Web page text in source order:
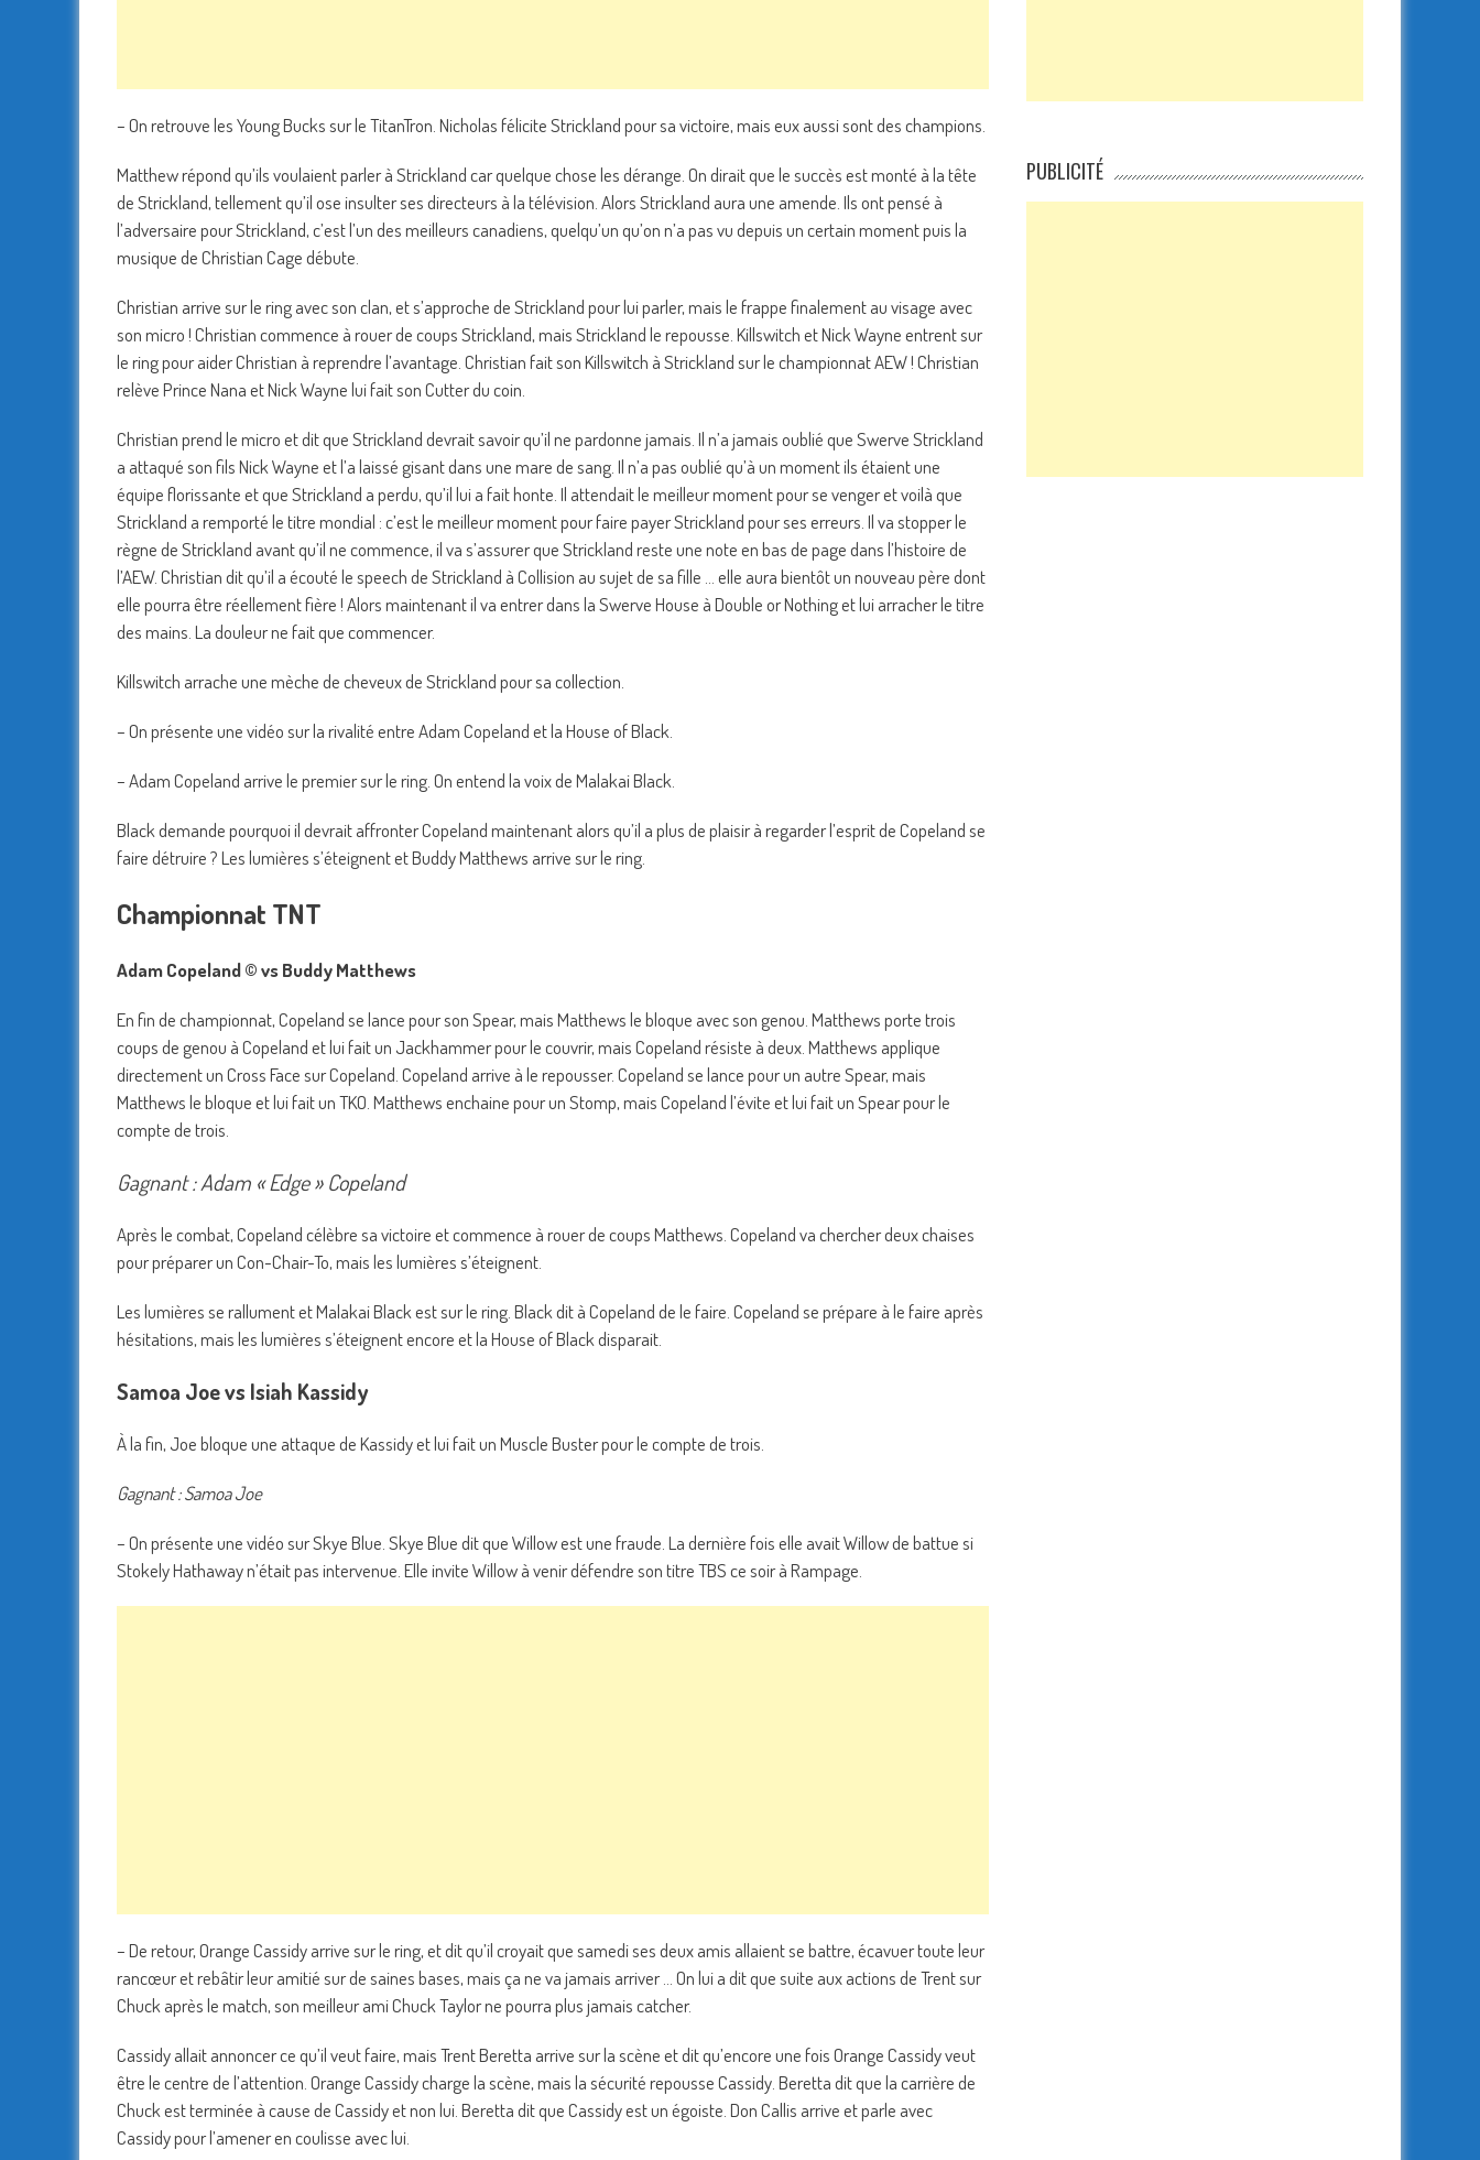
– On retrouve les Young Bucks sur le TitanTron. Nicholas félicite Strickland pour sa victoire, mais eux aussi sont des champions.
Matthew répond qu’ils voulaient parler à Strickland car quelque chose les dérange. On dirait que le succès est monté à la tête
de Strickland, tellement qu’il ose insulter ses directeurs à la télévision. Alors Strickland aura une amende. Ils ont pensé à
l’adversaire pour Strickland, c’est l’un des meilleurs canadiens, quelqu’un qu’on n’a pas vu depuis un certain moment puis la
musique de Christian Cage débute.
Christian arrive sur le ring avec son clan, et s’approche de Strickland pour lui parler, mais le frappe finalement au visage avec
son micro ! Christian commence à rouer de coups Strickland, mais Strickland le repousse. Killswitch et Nick Wayne entrent sur
le ring pour aider Christian à reprendre l’avantage. Christian fait son Killswitch à Strickland sur le championnat AEW ! Christian
relève Prince Nana et Nick Wayne lui fait son Cutter du coin.
Christian prend le micro et dit que Strickland devrait savoir qu’il ne pardonne jamais. Il n’a jamais oublié que Swerve Strickland
a attaqué son fils Nick Wayne et l’a laissé gisant dans une mare de sang. Il n’a pas oublié qu’à un moment ils étaient une
équipe florissante et que Strickland a perdu, qu’il lui a fait honte. Il attendait le meilleur moment pour se venger et voilà que
Strickland a remporté le titre mondial : c’est le meilleur moment pour faire payer Strickland pour ses erreurs. Il va stopper le
règne de Strickland avant qu’il ne commence, il va s’assurer que Strickland reste une note en bas de page dans l’histoire de
l’AEW. Christian dit qu’il a écouté le speech de Strickland à Collision au sujet de sa fille … elle aura bientôt un nouveau père dont
elle pourra être réellement fière ! Alors maintenant il va entrer dans la Swerve House à Double or Nothing et lui arracher le titre
des mains. La douleur ne fait que commencer.
Killswitch arrache une mèche de cheveux de Strickland pour sa collection.
– On présente une vidéo sur la rivalité entre Adam Copeland et la House of Black.
– Adam Copeland arrive le premier sur le ring. On entend la voix de Malakai Black.
Black demande pourquoi il devrait affronter Copeland maintenant alors qu’il a plus de plaisir à regarder l’esprit de Copeland se
faire détruire ? Les lumières s’éteignent et Buddy Matthews arrive sur le ring.
Championnat TNT
Adam Copeland © vs Buddy Matthews
En fin de championnat, Copeland se lance pour son Spear, mais Matthews le bloque avec son genou. Matthews porte trois
coups de genou à Copeland et lui fait un Jackhammer pour le couvrir, mais Copeland résiste à deux. Matthews applique
directement un Cross Face sur Copeland. Copeland arrive à le repousser. Copeland se lance pour un autre Spear, mais
Matthews le bloque et lui fait un TKO. Matthews enchaine pour un Stomp, mais Copeland l’évite et lui fait un Spear pour le
compte de trois.
Gagnant : Adam « Edge » Copeland
Après le combat, Copeland célèbre sa victoire et commence à rouer de coups Matthews. Copeland va chercher deux chaises
pour préparer un Con-Chair-To, mais les lumières s’éteignent.
Les lumières se rallument et Malakai Black est sur le ring. Black dit à Copeland de le faire. Copeland se prépare à le faire après
hésitations, mais les lumières s’éteignent encore et la House of Black disparait.
Samoa Joe vs Isiah Kassidy
À la fin, Joe bloque une attaque de Kassidy et lui fait un Muscle Buster pour le compte de trois.
Gagnant : Samoa Joe
– On présente une vidéo sur Skye Blue. Skye Blue dit que Willow est une fraude. La dernière fois elle avait Willow de battue si
Stokely Hathaway n’était pas intervenue. Elle invite Willow à venir défendre son titre TBS ce soir à Rampage.
– De retour, Orange Cassidy arrive sur le ring, et dit qu’il croyait que samedi ses deux amis allaient se battre, écavuer toute leur
rancœur et rebâtir leur amitié sur de saines bases, mais ça ne va jamais arriver … On lui a dit que suite aux actions de Trent sur
Chuck après le match, son meilleur ami Chuck Taylor ne pourra plus jamais catcher.
Cassidy allait annoncer ce qu’il veut faire, mais Trent Beretta arrive sur la scène et dit qu’encore une fois Orange Cassidy veut
être le centre de l’attention. Orange Cassidy charge la scène, mais la sécurité repousse Cassidy. Beretta dit que la carrière de
Chuck est terminée à cause de Cassidy et non lui. Beretta dit que Cassidy est un égoiste. Don Callis arrive et parle avec
Cassidy pour l’amener en coulisse avec lui.
PUBLICITÉ